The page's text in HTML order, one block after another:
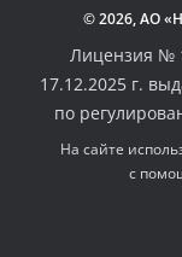
© 2026, АО
Лицензия №
17.12.2025 г.
по
На сайте
с